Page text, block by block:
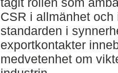
CSR i allmänhet
standarden i
exportkontakter
medvetenhet om